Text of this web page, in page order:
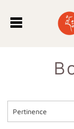
Pertinence